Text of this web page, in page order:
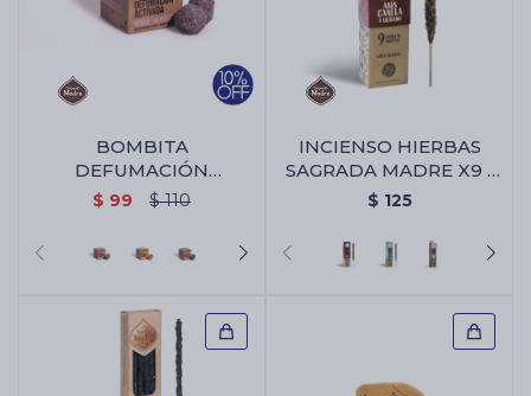
BOMBITA
DEFUMACIÓN
SAGRADA MADRE X 8 -
$ 99 $ 110
INCIENSO HIERBAS
SAGRADA MADRE X9 -
Anis/canela/olibano
$ 125
Artículos Esotéricos